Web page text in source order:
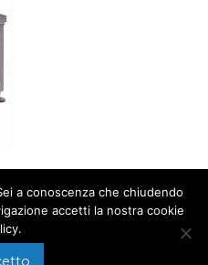
a conoscenza che chiudendo
accetti la nostra cookie